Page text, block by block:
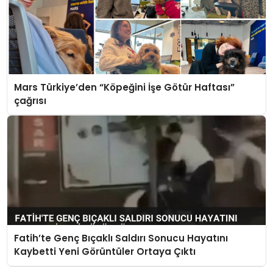
Mars Türkiye’den “Köpeğini İşe Götür Haftası”
çağrısı
Fatih’te Genç Bıçaklı Saldırı Sonucu Hayatını
Kaybetti Yeni Görüntüler Ortaya Çıktı